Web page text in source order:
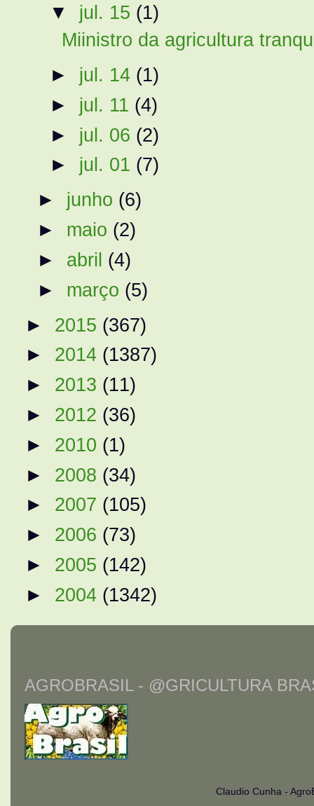
▼ jul. 15 (1)
Miinistro da agricultura
► jul. 14 (1)
► jul. 11 (4)
► jul. 06 (2)
► jul. 01 (7)
► junho (6)
► maio (2)
► abril (4)
► março (5)
► 2015 (367)
► 2014 (1387)
► 2013 (11)
► 2012 (36)
► 2010 (1)
► 2008 (34)
► 2007 (105)
► 2006 (73)
► 2005 (142)
► 2004 (1342)
AGROBRASIL - @GRICULTURA
Claudio Cunha -